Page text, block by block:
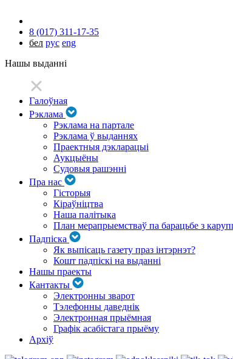
8 (017) 311-17-35
бел рус eng
Нашы выданні
Галоўная
Рэклама
Рэклама на партале
Рэклама ў выданнях
Праектныя дэкларацыі
Аукцыёны
Судовыя рашэнні
Пра нас
Гісторыя
Кіраўніцтва
Наша палітыка
План мерапрыемстваў па барацьбе з
Падпіска
Як выпісаць газету праз інтэрнэт?
Кошт падпіскі на выданні
Нашы праекты
Кантакты
Электронны зварот
Тэлефонны даведнік
Электронная прыёмная
Графік асабістага прыёму
Архіў